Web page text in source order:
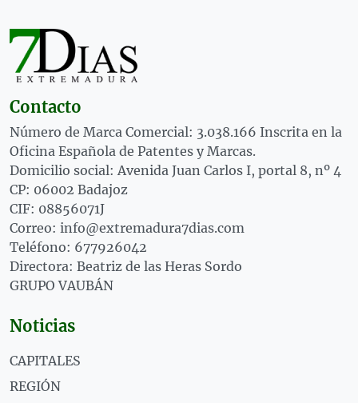
Contacto
Número de Marca Comercial: 3.038.166 Inscrita en la
Oficina Española de Patentes y Marcas.
Domicilio social: Avenida Juan Carlos I, portal 8, nº 4
CP: 06002 Badajoz
CIF: 08856071J
Correo: info@extremadura7dias.com
Teléfono: 677926042
Directora: Beatriz de las Heras Sordo
GRUPO VAUBÁN
Noticias
CAPITALES
REGIÓN